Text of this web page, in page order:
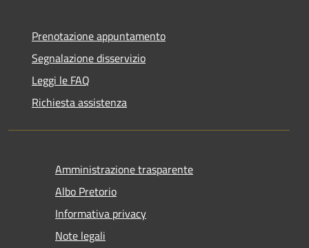
Prenotazione appuntamento
Segnalazione disservizio
Leggi le FAQ
Richiesta assistenza
Amministrazione trasparente
Albo Pretorio
Informativa privacy
Note legali